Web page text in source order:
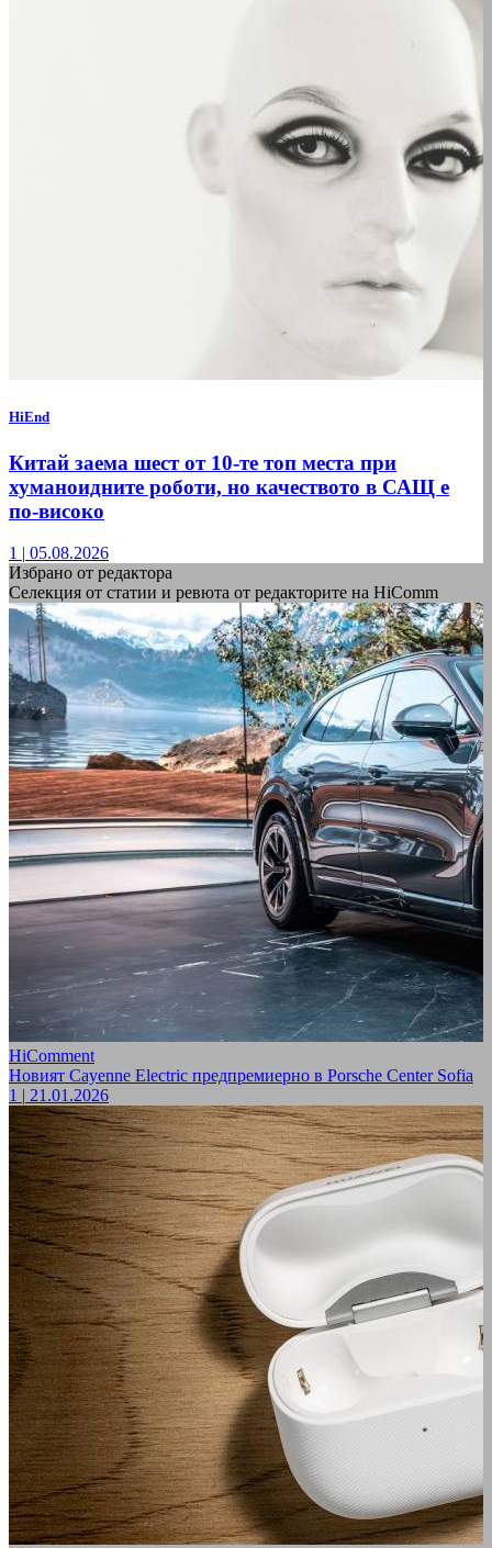
HiEnd
Китай заема шест от 10-те топ места при
хуманоидните роботи, но качеството в САЩ е
по-високо
1 | 05.08.2026
Избрано от редактора
Селекция от статии и ревюта от редакторите на HiComm
HiComment
Новият Cayenne Electric предпремиерно в Porsche Center Sofia
1 | 21.01.2026